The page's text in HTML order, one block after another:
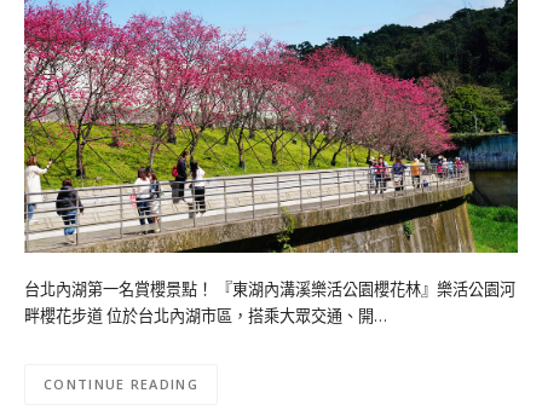
台北內湖第一名賞櫻景點！ 『東湖內溝溪樂活公園櫻花林』樂活公園河
畔櫻花步道 位於台北內湖市區，搭乘大眾交通、開…
CONTINUE READING